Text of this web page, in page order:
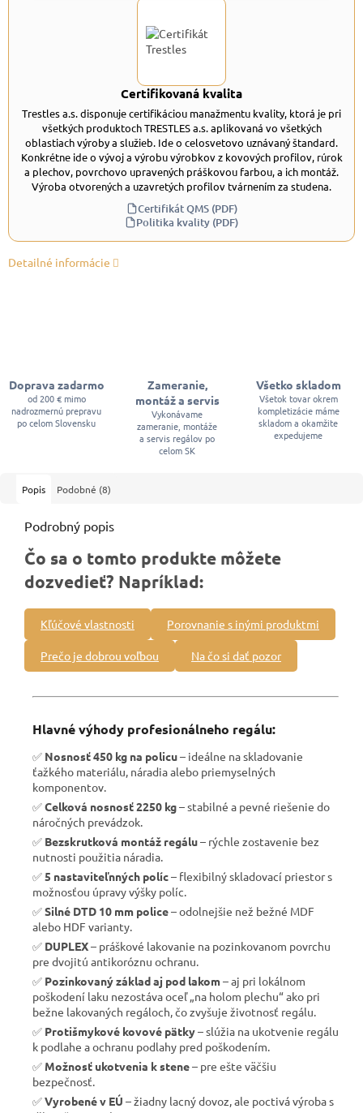
Certifikovaná kvalita
Trestles a.s. disponuje certifikáciou manažmentu kvality, ktorá je pri
všetkých produktoch TRESTLES a.s. aplikovaná vo všetkých
oblastiach výroby a služieb. Ide o celosvetovo uznávaný štandard.
Konkrétne ide o vývoj a výrobu výrobkov z kovových profilov, rúrok
a plechov, povrchovo upravených práškovou farbou, a ich montáž.
Výroba otvorených a uzavretých profilov tvárnením za studena.
Certifikát QMS (PDF)
Politika kvality (PDF)
Detailné informácie
Doprava zadarmo
od 200 € mimo
nadrozmernú prepravu
po celom Slovensku
Zameranie,
montáž a servis
Vykonávame
zameranie, montáže
a servis regálov po
celom SK
Všetko skladom
Všetok tovar okrem
kompletizácie máme
skladom a okamžite
expedujeme
Popis Podobné (8)
Podrobný popis
Čo sa o tomto produkte môžete
dozvedieť? Napríklad:
Kľúčové vlastnosti Porovnanie s inými produktmi
Prečo je dobrou voľbou Na čo si dať pozor
Hlavné výhody profesionálneho regálu:
✅ Nosnosť 450 kg na policu– ideálne na skladovanie
ťažkého materiálu, náradia alebo priemyselných
komponentov.
✅Celková nosnosť 2250 kg– stabilné a pevné riešenie do
náročných prevádzok.
✅ Bezskrutková montáž regálu– rýchle zostavenie bez
nutnosti použitia náradia.
✅ 5 nastaviteľnných políc– flexibilný skladovací priestor s
možnosťou úpravy výšky políc.
✅Silné DTD 10 mm police– odolnejšie než bežné MDF
alebo HDF varianty.
✅ DUPLEX– práškové lakovanie na pozinkovanom povrchu
pre dvojitú antikoróznu ochranu.
✅ Pozinkovaný základ aj pod lakom– aj pri lokálnom
poškodení laku nezostáva oceľ „na holom plechu“ ako pri
bežne lakovaných regáloch, čo zvyšuje životnosť regálu.
✅ Protišmykové kovové pätky– slúžia na ukotvenie regálu
k podlahe a ochranu podlahy pred poškodením.
✅ Možnosť ukotvenia k stene– pre ešte väčšiu
bezpečnosť.
✅Vyrobené v EÚ – žiadny lacný dovoz, ale poctivá výroba s